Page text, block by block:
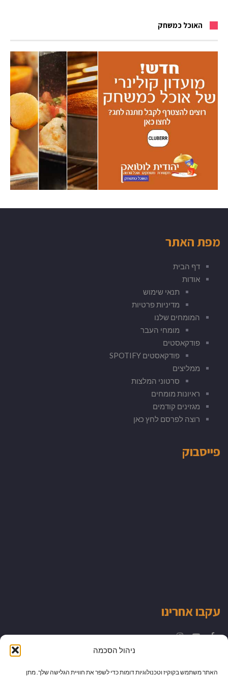
ניהול הסכמה
האתר משתמש בקוקיז וטכנולוגיות דומות כדי לשפר את חוויית הגלישה שלך. מתן
האוכל כמשחק
מפת האתר
דף הבית
אודות
תנאי שימוש
מדיניות פרטיות
המומחים שלנו
מומחי העבר
פודקאסטים
פודקאסטים SPOTIFY
ממליצים
סרטוני המלצות
ראיונות מומחים
מגזינים קודמים
רוצה לפרסם לחץ כאן
פייסבוק
עקבו אחרינו